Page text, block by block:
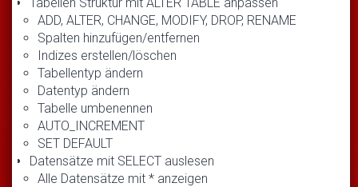
ADD, ALTER, CHANGE, MODIFY, DROP, RENAME
Spalten hinzufügen/entfernen
Indizes erstellen/löschen
Tabellentyp ändern
Datentyp ändern
Tabelle umbenennen
AUTO_INCREMENT
SET DEFAULT
Datensätze mit SELECT auslesen
Alle Datensätze mit * anzeigen